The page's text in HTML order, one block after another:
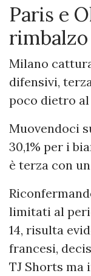
Paris e
Milano
difensivi,
poco dietro al
Muovendoci
30,1% per i
è terza con
limitati al
14, risulta
francesi,
TJ Shorts